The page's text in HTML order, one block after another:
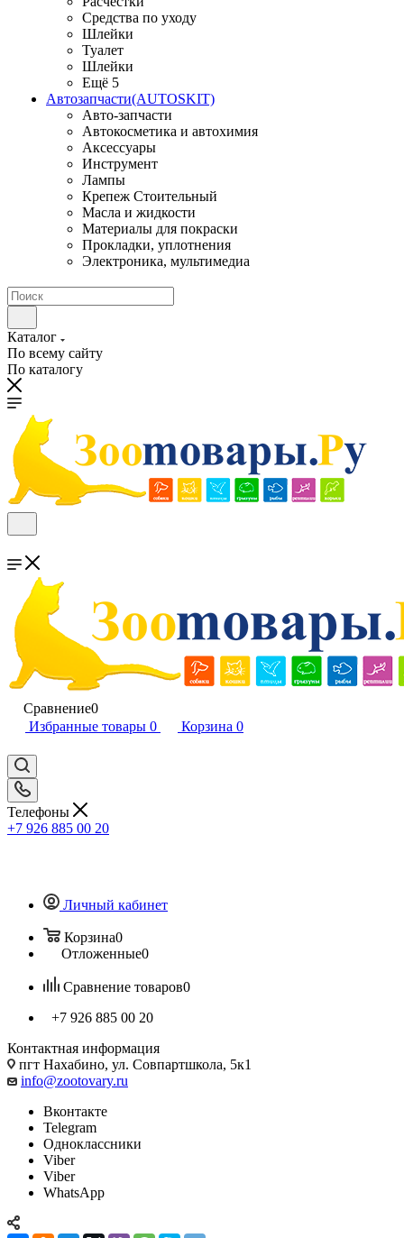
Средства по уходу
Шлейки
Туалет
Шлейки
Ещё 5
Автозапчасти(AUTOSKIT)
Авто-запчасти
Автокосметика и автохимия
Аксессуары
Инструмент
Лампы
Крепеж Стоительный
Масла и жидкости
Материалы для покраски
Прокладки, уплотнения
Электроника, мультимедиа
Каталог
По всему сайту
По каталогу
Сравнение0
Избранные товары 0 Корзина 0
Телефоны
+7 926 885 00 20
Личный кабинет
Корзина0
Отложенные0
Сравнение товаров0
+7 926 885 00 20
Контактная информация
пгт Нахабино, ул. Совпартшкола, 5к1
info@zootovary.ru
Вконтакте
Telegram
Одноклассники
Viber
Viber
WhatsApp